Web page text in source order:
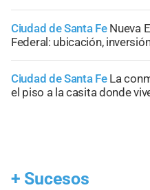
Ciudad de Santa Fe Nueva
Federal: ubicación,
Ciudad de Santa Fe La
el piso a la casita donde
+ Sucesos